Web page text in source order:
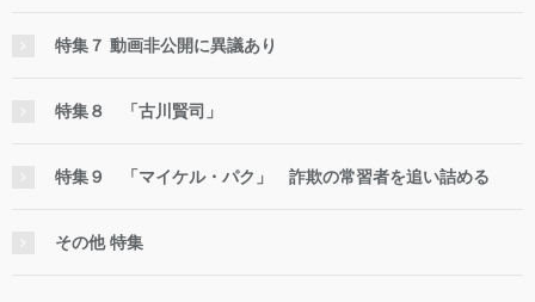
特集７ 動画非公開に異議あり
特集８ 「古川賢司」
特集９ 「マイケル・パク」 詐欺の常習者を追い詰める
その他 特集